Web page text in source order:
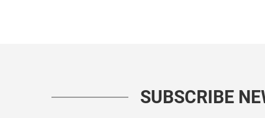
SUBSCRIBE